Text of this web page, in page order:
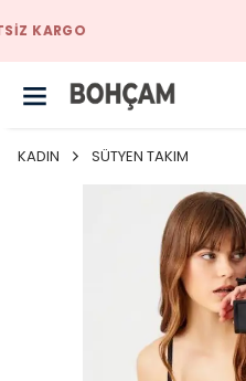
TARZINIZI
KADIN SÜTYEN TAKIM